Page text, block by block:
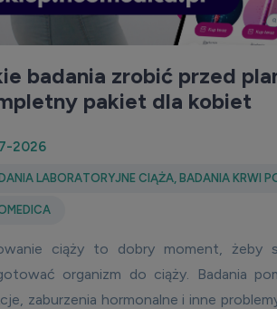
badania zrobić przed
pakiet dla kobiet
2026
LABORATORYJNE CIĄŻA, BADANIA KRWI
ciąży to dobry moment, żeby
organizm do ciąży. Badania
zaburzenia hormonalne i inne